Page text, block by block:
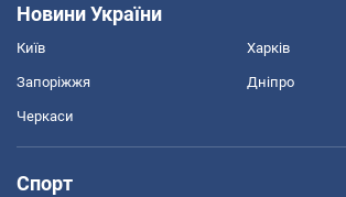
Новини України
Київ Харків
Запоріжжя Дніпро
Черкаси
Спорт